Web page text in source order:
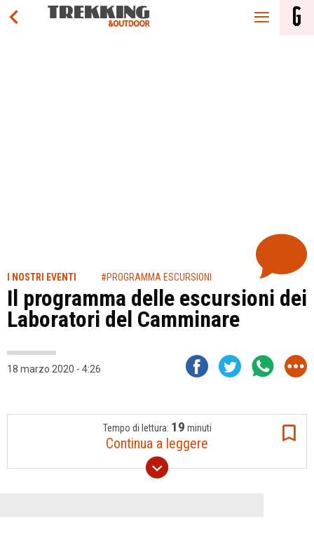
I NOSTRI EVENTI #PROGRAMMA ESCURSIONI
Il programma delle escursioni dei
Laboratori del Camminare
18 marzo 2020 - 4:26
Tempo di lettura: 19 minuti
Continua a leggere